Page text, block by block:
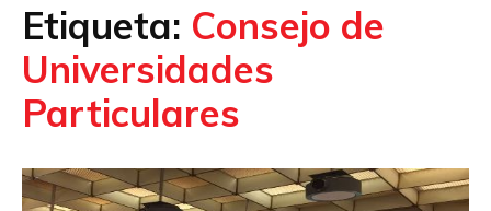
Etiqueta: Consejo de
Universidades
Particulares